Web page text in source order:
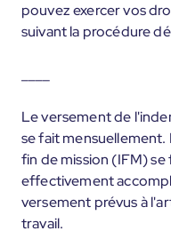
pouvez exercer vos
suivant la procédure
Le versement de
se fait
fin de mission (IFM) se
effectivement
versement prévus à
travail.